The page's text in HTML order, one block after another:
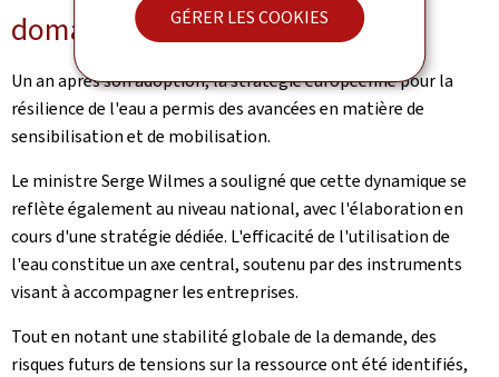
GÉRER LES COOKIES
domaine de l'eau
Un an après son adoption, la stratégie européenne pour la
résilience de l'eau a permis des avancées en matière de
sensibilisation et de mobilisation.
Le ministre Serge Wilmes a souligné que cette dynamique se
reflète également au niveau national, avec l'élaboration en
cours d'une stratégie dédiée. L'efficacité de l'utilisation de
l'eau constitue un axe central, soutenu par des instruments
visant à accompagner les entreprises.
Tout en notant une stabilité globale de la demande, des
risques futurs de tensions sur la ressource ont été identifiés,